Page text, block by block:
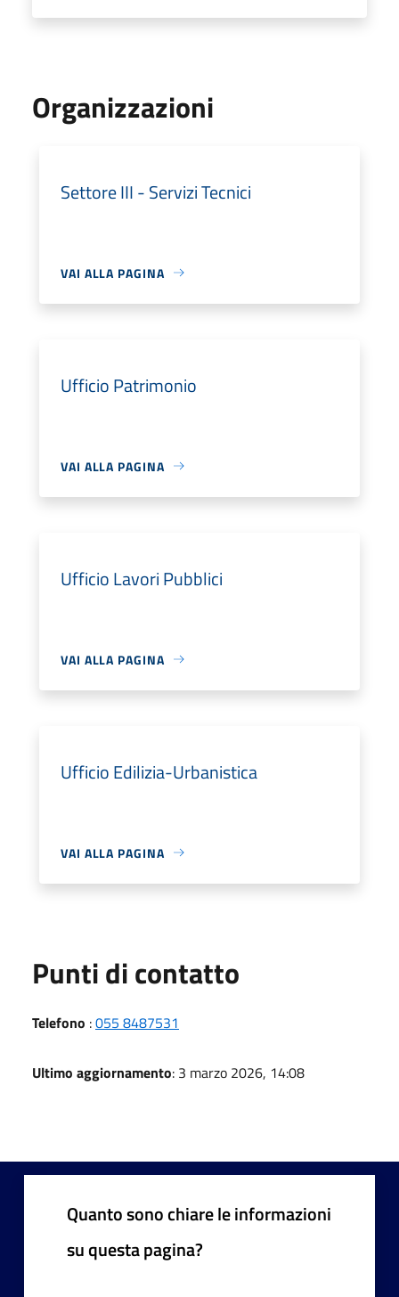
Organizzazioni
Settore III - Servizi Tecnici
VAI ALLA PAGINA
Ufficio Patrimonio
VAI ALLA PAGINA
Ufficio Lavori Pubblici
VAI ALLA PAGINA
Ufficio Edilizia-Urbanistica
VAI ALLA PAGINA
Punti di contatto
Telefono :055 8487531
Ultimo aggiornamento: 3 marzo 2026, 14:08
Quanto sono chiare le informazioni
su questa pagina?